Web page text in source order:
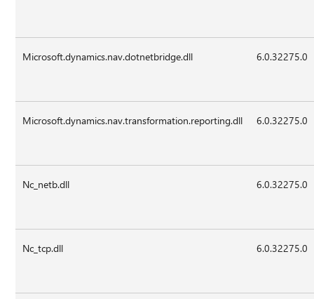
Microsoft.dynamics.nav.dotnetbridge.dll 6.0.32275.0
Microsoft.dynamics.nav.transformation.reporting.dll 6.0.32275.0
Nc_netb.dll 6.0.32275.0
Nc_tcp.dll 6.0.32275.0